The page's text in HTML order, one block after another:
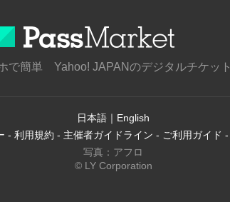
で簡単 Yahoo! JAPANのデジタルチケット
日本語 ｜ English
- 利用規約 - 主催者ガイドライン - ご利用ガイド -
写真：アフロ
© LY Corporation